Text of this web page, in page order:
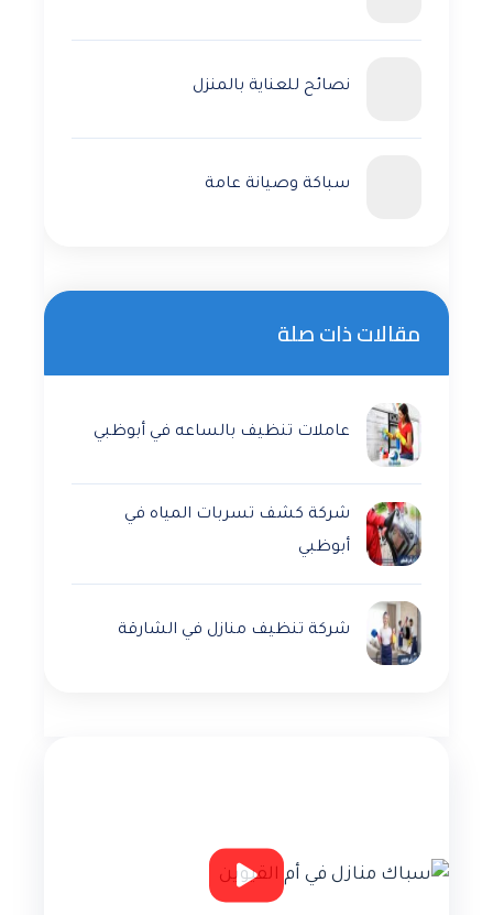
نصائح للعناية بالمنزل
سباكة وصيانة عامة
مقالات ذات صلة
عاملات تنظيف بالساعه في أبوظبي
شركة كشف تسربات المياه في
أبوظبي
شركة تنظيف منازل في الشارقة